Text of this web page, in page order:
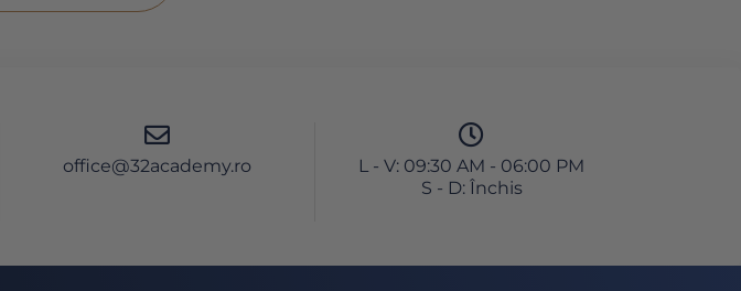
office@32academy.ro
L - V: 09:30 AM - 06:00 PM
S - D: Închis